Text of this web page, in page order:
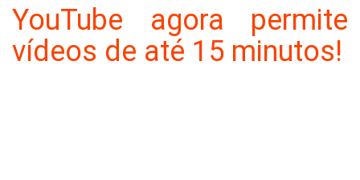
YouTube agora permite
vídeos de até 15 minutos!